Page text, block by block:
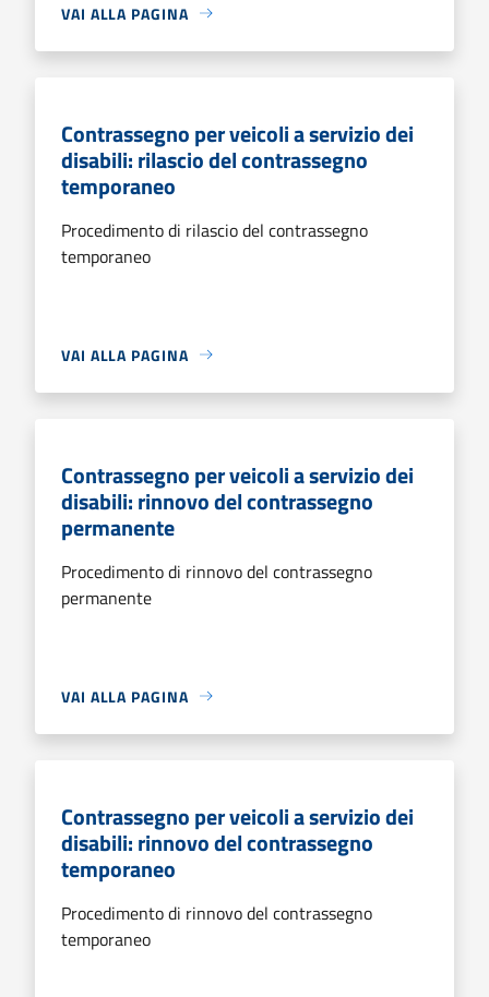
VAI ALLA PAGINA
Contrassegno per veicoli a servizio dei
disabili: rilascio del contrassegno
temporaneo
Procedimento di rilascio del contrassegno
temporaneo
VAI ALLA PAGINA
Contrassegno per veicoli a servizio dei
disabili: rinnovo del contrassegno
permanente
Procedimento di rinnovo del contrassegno
permanente
VAI ALLA PAGINA
Contrassegno per veicoli a servizio dei
disabili: rinnovo del contrassegno
temporaneo
Procedimento di rinnovo del contrassegno
temporaneo